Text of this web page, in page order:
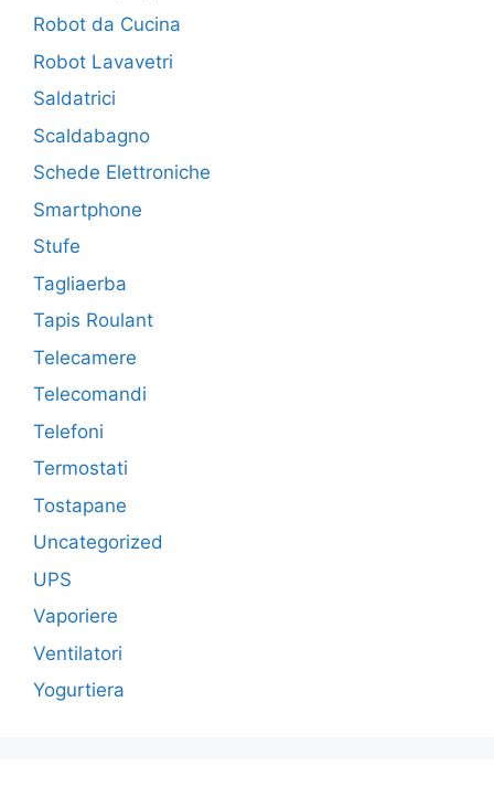
Robot da Cucina
Robot Lavavetri
Saldatrici
Scaldabagno
Schede Elettroniche
Smartphone
Stufe
Tagliaerba
Tapis Roulant
Telecamere
Telecomandi
Telefoni
Termostati
Tostapane
Uncategorized
UPS
Vaporiere
Ventilatori
Yogurtiera